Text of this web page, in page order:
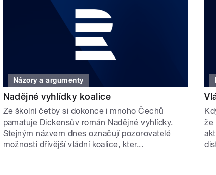
Názory a argumenty
Nadějné vyhlídky koalice
Ze školní četby si dokonce i mnoho Čechů
pamatuje Dickensův román Nadějné vyhlídky.
Stejným názvem dnes označují pozorovatelé
možnosti dřívější vládní koalice, kter...
že